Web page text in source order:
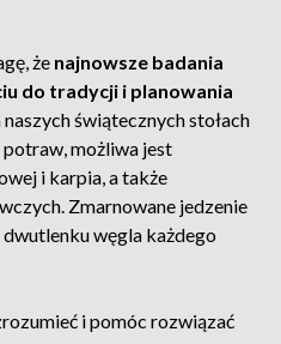
że najnowsze badania
do tradycji i planowania
naszych świątecznych stołach
potraw, możliwa jest
i karpia, a także
Zmarnowane jedzenie
węgla każdego
i pomóc rozwiązać